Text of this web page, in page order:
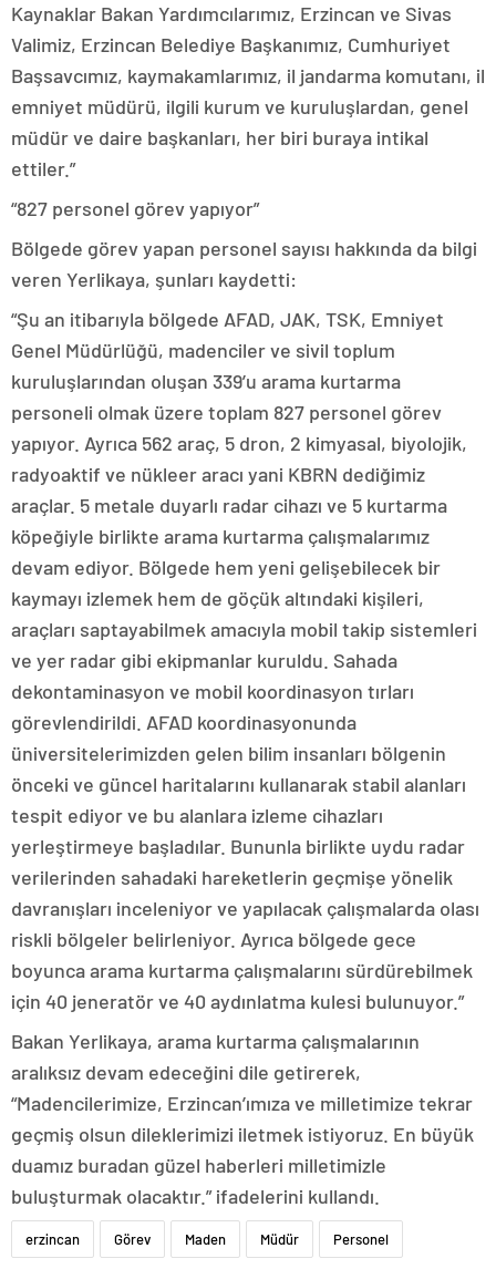
Kaynaklar Bakan Yardımcılarımız, Erzincan ve Sivas
Valimiz, Erzincan Belediye Başkanımız, Cumhuriyet
Başsavcımız, kaymakamlarımız, il jandarma komutanı, il
emniyet müdürü, ilgili kurum ve kuruluşlardan, genel
müdür ve daire başkanları, her biri buraya intikal
ettiler.”
“827 personel görev yapıyor”
Bölgede görev yapan personel sayısı hakkında da bilgi
veren Yerlikaya, şunları kaydetti:
“Şu an itibarıyla bölgede AFAD, JAK, TSK, Emniyet
Genel Müdürlüğü, madenciler ve sivil toplum
kuruluşlarından oluşan 339’u arama kurtarma
personeli olmak üzere toplam 827 personel görev
yapıyor. Ayrıca 562 araç, 5 dron, 2 kimyasal, biyolojik,
radyoaktif ve nükleer aracı yani KBRN dediğimiz
araçlar. 5 metale duyarlı radar cihazı ve 5 kurtarma
köpeğiyle birlikte arama kurtarma çalışmalarımız
devam ediyor. Bölgede hem yeni gelişebilecek bir
kaymayı izlemek hem de göçük altındaki kişileri,
araçları saptayabilmek amacıyla mobil takip sistemleri
ve yer radar gibi ekipmanlar kuruldu. Sahada
dekontaminasyon ve mobil koordinasyon tırları
görevlendirildi. AFAD koordinasyonunda
üniversitelerimizden gelen bilim insanları bölgenin
önceki ve güncel haritalarını kullanarak stabil alanları
tespit ediyor ve bu alanlara izleme cihazları
yerleştirmeye başladılar. Bununla birlikte uydu radar
verilerinden sahadaki hareketlerin geçmişe yönelik
davranışları inceleniyor ve yapılacak çalışmalarda olası
riskli bölgeler belirleniyor. Ayrıca bölgede gece
boyunca arama kurtarma çalışmalarını sürdürebilmek
için 40 jeneratör ve 40 aydınlatma kulesi bulunuyor.”
Bakan Yerlikaya, arama kurtarma çalışmalarının
aralıksız devam edeceğini dile getirerek,
“Madencilerimize, Erzincan’ımıza ve milletimize tekrar
geçmiş olsun dileklerimizi iletmek istiyoruz. En büyük
duamız buradan güzel haberleri milletimizle
buluşturmak olacaktır.” ifadelerini kullandı.
erzincan Görev Maden Müdür Personel